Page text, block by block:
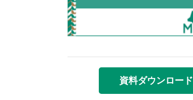
資料ダウンロード